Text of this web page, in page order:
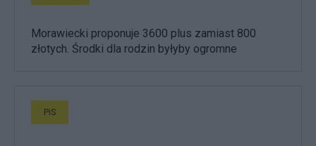
Morawiecki proponuje 3600 plus zamiast 800
złotych. Środki dla rodzin byłyby ogromne
PiS